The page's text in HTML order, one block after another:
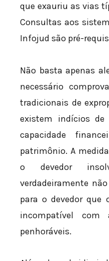
que exauriu as vias
Consultas aos
Infojud são pré-
Não basta apenas
necessário
tradicionais de
existem indícios de
capacidade
patrimônio. A
o devedor
verdadeiramente
para o devedor que
incompatível
penhoráveis.